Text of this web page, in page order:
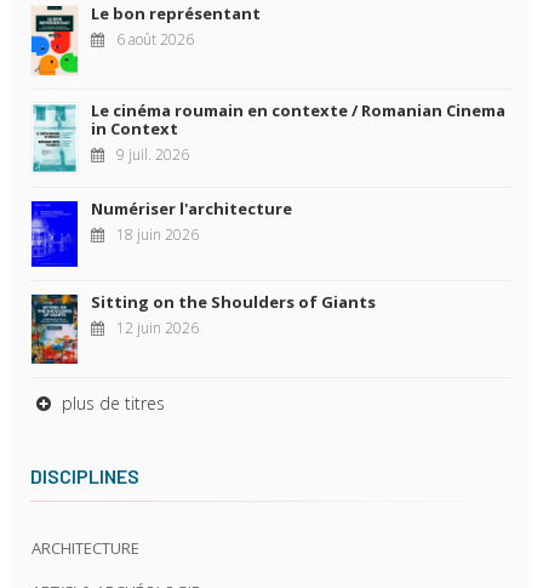
Le bon représentant
6 août 2026
Le cinéma roumain en contexte / Romanian Cinema
in Context
9 juil. 2026
Numériser l'architecture
18 juin 2026
Sitting on the Shoulders of Giants
12 juin 2026
plus de titres
DISCIPLINES
ARCHITECTURE